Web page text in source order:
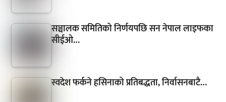
सञ्चालक समितिको निर्णयपछि सन नेपाल लाइफका
सीईओ…
स्वदेश फर्कने हसिनाको प्रतिबद्धता, निर्वासनबाटै…